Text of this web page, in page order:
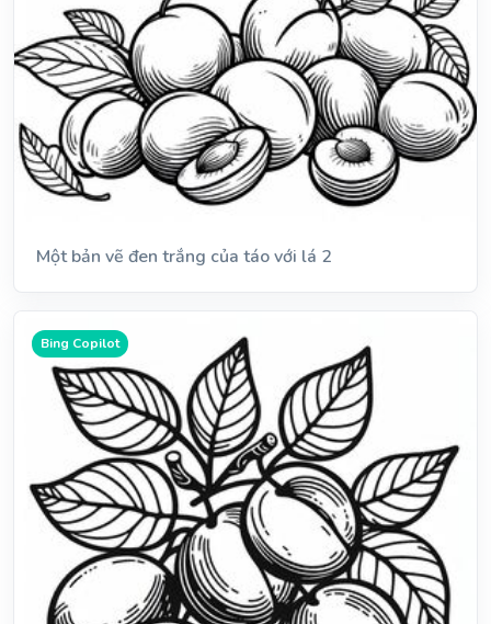
Một bản vẽ đen trắng của táo với lá 2
Bing Copilot